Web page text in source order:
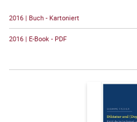
2016 | Buch - Kartoniert
2016 | E-Book - PDF